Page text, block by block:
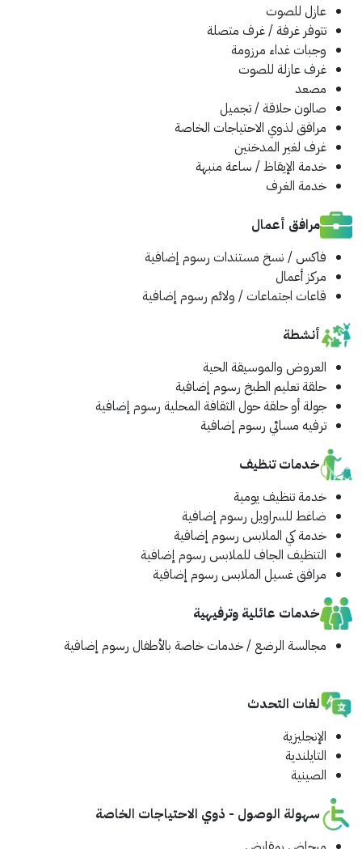
عازل للصوت
تتوفر غرفة / غرف متصلة
وجبات غداء مرزومة
غرف عازلة للصوت
مصعد
صالون حلاقة / تجميل
مرافق لذوي الاحتياجات الخاصة
غرف لغير المدخنين
خدمة الإيقاظ / ساعة منبهة
خدمة الغرف
مرافق أعمال
فاكس / نسخ مستندات رسوم إضافية
مركز أعمال
قاعات اجتماعات / ولائم رسوم إضافية
أنشطة
العروض والموسيقة الحية
حلقة تعليم الطبخ رسوم إضافية
جولة أو حلقة حول الثقافة المحلية رسوم إضافية
ترفيه مسائي رسوم إضافية
خدمات تنظيف
خدمة تنظيف يومية
ضاغط للسراويل رسوم إضافية
خدمة كي الملابس رسوم إضافية
التنظيف الجاف للملابس رسوم إضافية
مرافق غسيل الملابس رسوم إضافية
خدمات عائلية وترفيهية
مجالسة الرضع / خدمات خاصة بالأطفال رسوم إضافية
لغات التحدث
الإنجليزية
التايلندية
الصينية
سهولة الوصول - ذوي الاحتياجات الخاصة